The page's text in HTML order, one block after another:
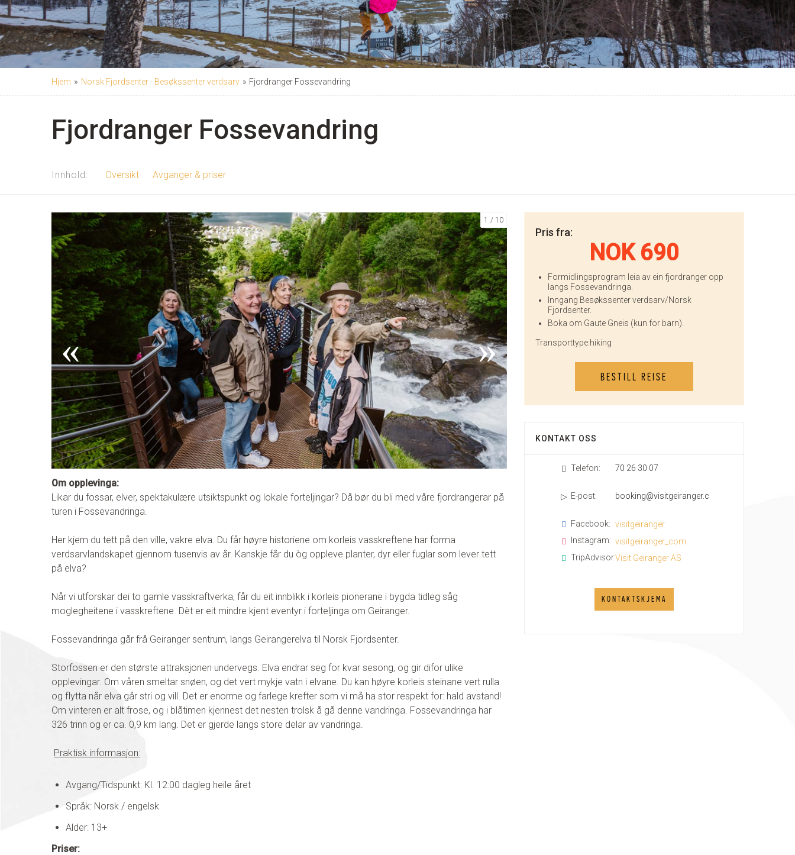
Hjem » Norsk Fjordsenter - Besøkssenter verdsarv » Fjordranger Fossevandring
Fjordranger Fossevandring
Innhold Oversikt Avganger & priser
1 10
Om opplevinga:
Likar du fossar, elver, spektakulære utsiktspunkt og lokale forteljingar? Då bør du bli med våre fjordrangerar på
turen i Fossevandringa.
Her kjem du tett på den ville, vakre elva. Du får høyre historiene om korleis vasskreftene har forma
verdsarvlandskapet gjennom tusenvis av år. Kanskje får du òg oppleve planter, dyr eller fuglar som lever tett
på elva?
Når vi utforskar dei to gamle vasskraftverka, får du eit innblikk i korleis pionerane i bygda tidleg såg
moglegheitene i vasskreftene. Dèt er eit mindre kjent eventyr i forteljinga om Geiranger.
Fossevandringa går frå Geiranger sentrum, langs Geirangerelva til Norsk Fjordsenter.
Storfossen er den største attraksjonen undervegs. Elva endrar seg for kvar sesong, og gir difor ulike
opplevingar. Om våren smeltar snøen, og det vert mykje vatn i elvane. Du kan høyre korleis steinane vert rulla
og flytta når elva går stri og vill. Det er enorme og farlege krefter som vi må ha stor respekt for: hald avstand!
Om vinteren er alt frose, og i blåtimen kjennest det nesten trolsk å gå denne vandringa. Fossevandringa har
326 trinn og er ca. 0,9 km lang. Det er gjerde langs store delar av vandringa.
Praktisk informasjon:
Avgang/Tidspunkt: Kl. 12:00 dagleg heile året
Språk: Norsk / engelsk
Alder: 13+
Priser:
Pris fra:
NOK 690
Formidlingsprogram leia av ein fjordranger opp
langs Fossevandringa.
Inngang Besøkssenter verdsarv/Norsk
Fjordsenter.
Boka om Gaute Gneis (kun for barn).
Transporttype:hiking
BESTILL REISE
KONTAKT OSS
Telefon: 70 26 30 07
E-post: booking@visitgeiranger.com
Facebook: visitgeiranger
Instagram: visitgeiranger_com
TripAdvisor:Visit Geiranger AS
KONTAKTSKJEMA